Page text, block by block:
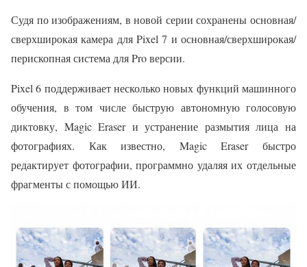
Судя по изображениям, в новой серии сохранены основная/
сверхширокая камера для Pixel 7 и основная/сверхширокая/
перископная система для Pro версии.
Pixel 6 поддерживает несколько новых функций машинного
обучения, в том числе быструю автономную голосовую
диктовку, Magic Eraser и устранение размытия лица на
фотографиях. Как известно, Magic Eraser быстро
редактирует фотографии, программно удаляя их отдельные
фрагменты с помощью ИИ.